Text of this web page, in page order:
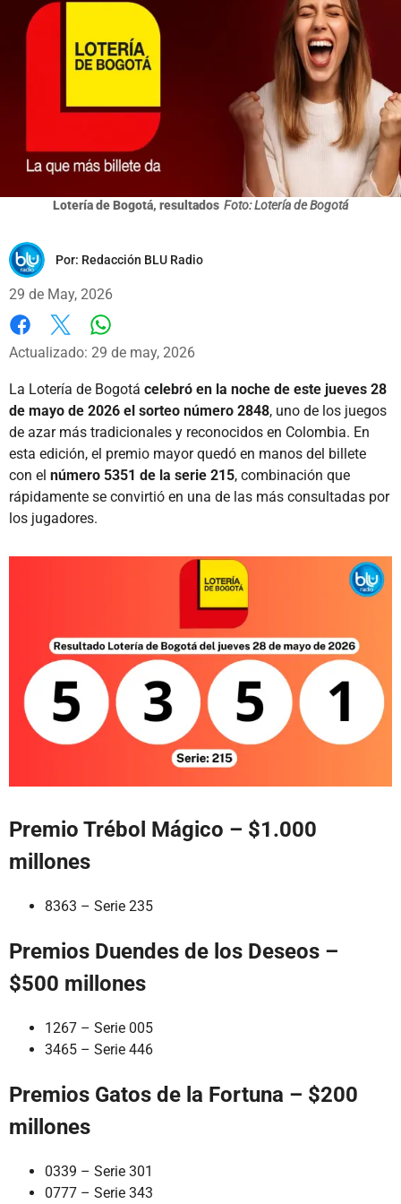
Lotería de Bogotá, resultados Foto: Lotería de Bogotá
Por: Redacción BLU Radio
29 de May, 2026
Facebook
X
Actualizado: 29 de may, 2026
La Lotería de Bogotá celebró en la noche de este jueves 28
de mayo de 2026 el sorteo número 2848, uno de los juegos
de azar más tradicionales y reconocidos en Colombia. En
esta edición, el premio mayor quedó en manos del billete
con el número 5351 de la serie 215, combinación que
rápidamente se convirtió en una de las más consultadas por
los jugadores.
Premio Trébol Mágico – $1.000
millones
8363 – Serie 235
Premios Duendes de los Deseos –
$500 millones
1267 – Serie 005
3465 – Serie 446
Premios Gatos de la Fortuna – $200
millones
0339 – Serie 301
0777 – Serie 343